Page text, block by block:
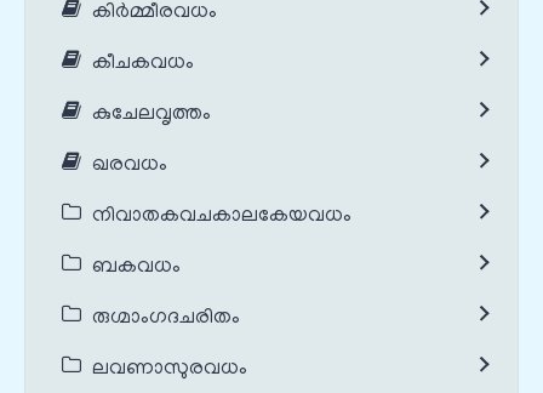
കിർമ്മീരവധം
കീചകവധം
കുചേലവൃത്തം
ഖരവധം
നിവാതകവചകാലകേയവധം
ബകവധം
രുഗ്മാംഗദചരിതം
ലവണാസുരവധം